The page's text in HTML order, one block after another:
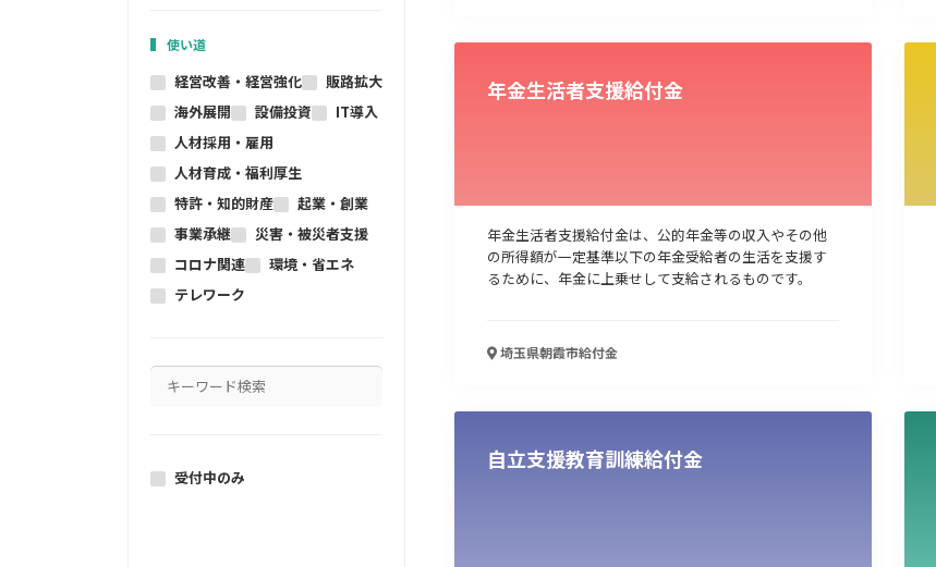
使い道
経営改善・経営強化
販路拡大
海外展開
設備投資
IT導入
人材採用・雇用
人材育成・福利厚生
特許・知的財産
起業・創業
事業承継
災害・被災者支援
コロナ関連
環境・省エネ
テレワーク
受付中のみ
年金生活者支援給付金
年金生活者支援給付金は、公的年金等の収入やその他
の所得額が一定基準以下の年金受給者の生活を支援す
るために、年金に上乗せして支給されるものです。
埼玉県朝霞市給付金
自立支援教育訓練給付金